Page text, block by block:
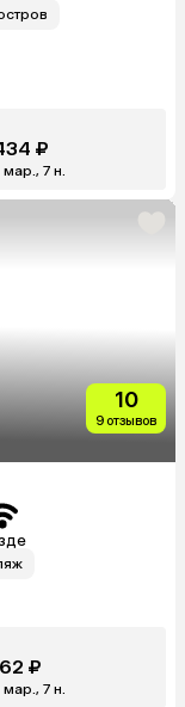
₽
7 н.
10
9 отзывов
₽
7 н.